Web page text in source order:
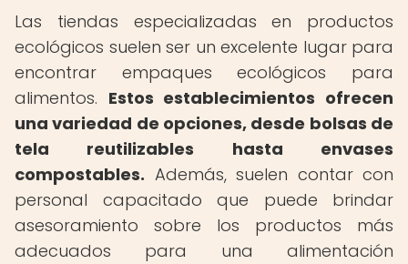
Las tiendas especializadas en productos
ecológicos suelen ser un excelente lugar para
encontrar empaques ecológicos para
alimentos. Estos establecimientos ofrecen
una variedad de opciones, desde bolsas de
tela reutilizables hasta envases
compostables. Además, suelen contar con
personal capacitado que puede brindar
asesoramiento sobre los productos más
adecuados para una alimentación